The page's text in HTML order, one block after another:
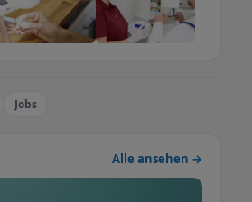
Sie unsere Praxis mit einem
betreten und nach Ihrem Besuch
heute einen Termin – wir freuen uns
Jobs
Alle ansehen →